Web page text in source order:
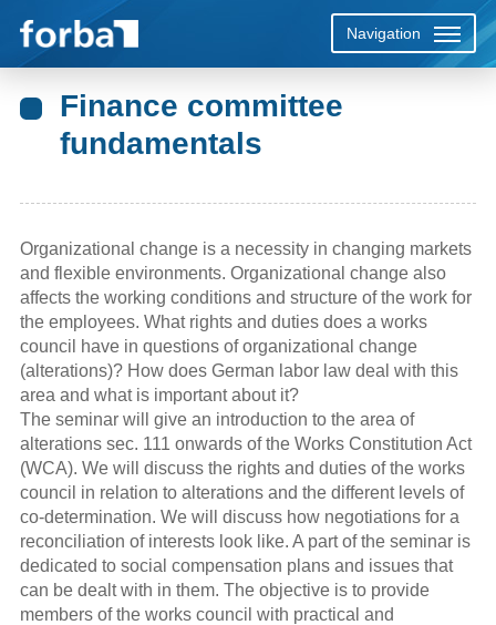
Navigation
Finance committee
fundamentals
Organizational change is a necessity in changing markets
and flexible environments. Organizational change also
affects the working conditions and structure of the work for
the employees. What rights and duties does a works
council have in questions of organizational change
(alterations)? How does German labor law deal with this
area and what is important about it?
The seminar will give an introduction to the area of
alterations sec. 111 onwards of the Works Constitution Act
(WCA). We will discuss the rights and duties of the works
council in relation to alterations and the different levels of
co-determination. We will discuss how negotiations for a
reconciliation of interests look like. A part of the seminar is
dedicated to social compensation plans and issues that
can be dealt with in them. The objective is to provide
members of the works council with practical and
Hinzuziehung als Sachverständige
Vorlaufarbeiten, Semiardurchführung und -
Bilanzanalyse leicht gemacht
Vorwort
Leseprobe
Glossar
Stichwortverzeichnis
Einleitung
Leseprobe
Schlagwortverzeichnis
Handbuch Interessenausgleich und
Sozialplan
Vorwort
Inhaltsverzeichnis
Schlagwortverzeichnis
Betriebsänderung, Interessenausgleich,
Sozialplan: PraxisCheck digital + CD
Der Betriebsübergang
Vorwort
Leseprobe
Stichwortverzeichnis
Beschäftigungssicherung,
Interessenausgleich und Sozialplan
Leseprobe
Stichwortverzeichnis
Beschäftigungssicherung, Betriebs-
und Dienstvereinbarungen + CD
Vorwort
Inhaltsverzeichnis
Schlagwortverzeichnis
Vorwort
Leseprobe
Schlagwortverzeichnis
Vorwort
Leseprobe
Stichwortverzeichnis
Vorwort
Leseprobe
Stichwortverzeichnis
Inhaltsverzeichnis
Leseprobe
Stichwortverzeichnis
Vorwort
Vorwort
Leseprobe
Schlagwortverzeichnis
Einleitung
Leseprobe
Literaturverzeichnis
Schlagwortverzeichnis
Einleitung
Leseprobe
Stichwortverzeichnis
Vorwort
Inhaltsverzeichnis
Literaturverzeichnis
Schlagwortverzeichnis
Vorwort
Leseprobe
Literaturverzeichnis
Schlagwortverzeichnis
Inhaltsverzeichnis
Vorwort/Einleitung
Leseprobe
Schlagwortverzeichnis
Vorwort
Leseprobe
Schlagwortverzeichnis
Einleitung
Inhaltsverzeichnis
Verzeichnis der Übersichten und Checklisten
Literaturverzeichnis
Schlagwortverzeichnis
Vorwort
Leseprobe
Stichwortverzeichnis
Einleitung
Leseprobe
Vorwort
Leseprobe
Unser Team
Anreise